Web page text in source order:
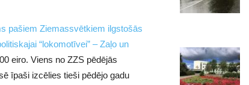
pašiem Ziemassvētkiem ilgstošās
“lokomotīvei” – Zaļo un
eiro. Viens no ZZS pēdējās
īpaši izcēlies tieši pēdējo gadu